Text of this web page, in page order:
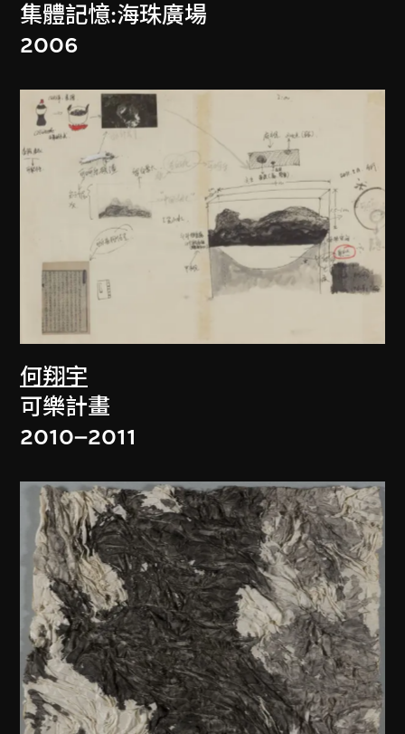
集體記憶:海珠廣場
2006
何翔宇
可樂計畫
2010–2011